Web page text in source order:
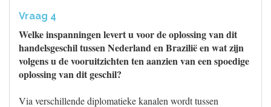
Vraag 4
Welke inspanningen levert u voor de oplossing van dit
handelsgeschil tussen Nederland en Brazilië en wat zijn
volgens u de vooruitzichten ten aanzien van een spoedige
oplossing van dit geschil?
Via verschillende diplomatieke kanalen wordt tussen